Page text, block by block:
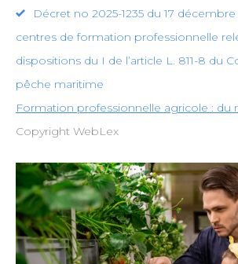
Décret no 2025-1235 du 17
centres de formation professionnelle
dispositions du I de l’article L. 811-8 du
pêche maritime
Formation professionnelle agricole : du
Copyright WebLex